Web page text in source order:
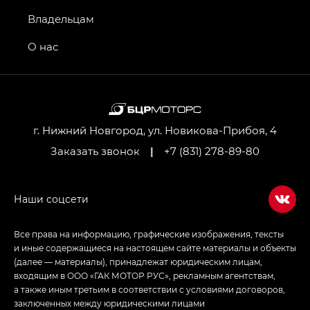
GS4 — Джи Эс 4 (GS4) в комплектациях Джи Би
привод — GB AWD, Джи Эль Полный привод —
Джи Ти — GT, Джи Икс — GX,
Джи Икс ПРЕМИУМ — GX PREMIUM, ЛАУНЖ —
LOUNGE
Empow — Эмпау (Empow) в комплектации
г. Нижний Новгород, ул. Новикова-Прибоя, 4
Заказать звонок
| +7 (831) 278-89-80
Владельцам
О нас
Все права на информацию, графические изображения, тексты
и иные содержащиеся на настоящем сайте материалы и объекты
(далее — материалы), принадлежат юридическим лицам,
входящим в ООО «ГАК МОТОР РУС», рекламным агентствам,
а также иным третьим в соответствии с условиями договоров,
заключенных между юридическими лицами